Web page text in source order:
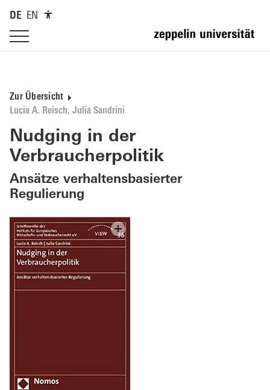
DE EN
Lucia A. Reisch, Julia Sandrini
Zur Übersicht
Nudging in der
Verbraucherpolitik
Ansätze verhaltensbasierter
Regulierung